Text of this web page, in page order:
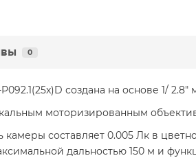
0
создана на основе 1/
моторизированным
камеры составляет 0.005 Лк в
дальностью 150 м и